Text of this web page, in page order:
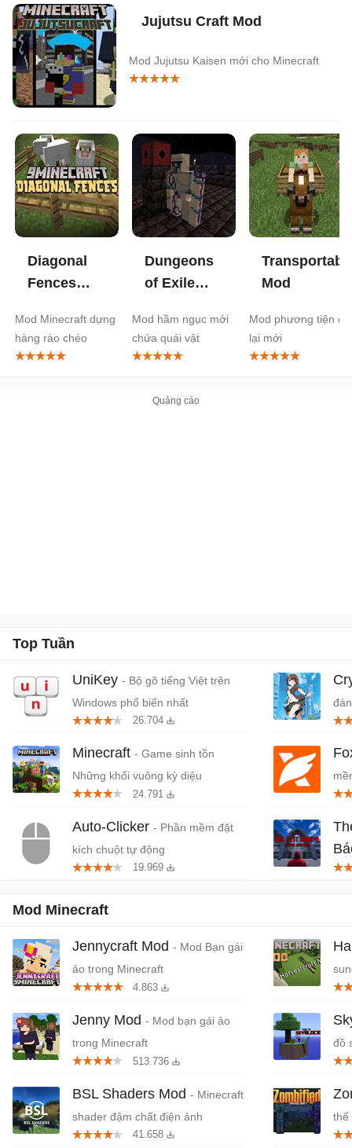
Jujutsu Craft Mod
Mod Jujutsu Kaisen mới cho Minecraft
Diagonal
Fences
Mod Minecraft dựng
hàng rào chéo
Dungeons
of Exile
Mod hầm ngục mới
chứa quái vật
Mod
Mod phương tiện đi
lại mới
Top Tuần
UniKey - Bộ gõ tiếng Việt trên
Windows phổ biến nhất
26.704
Minecraft - Game sinh tồn
Những khối vuông kỳ diệu
24.791
Auto-Clicker - Phần mềm đặt
kích chuột tự động
19.969
Mod Minecraft
Jennycraft Mod - Mod Bạn gái
ảo trong Minecraft
4.863
Jenny Mod - Mod bạn gái ảo
trong Minecraft
513.736
BSL Shaders Mod - Minecraft
shader đậm chất điện ảnh
41.658
đồ
thế